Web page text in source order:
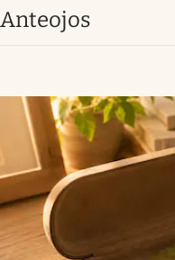
Apertura
Infotechnology
Clase
Clima
Mundial 2026
anteojos